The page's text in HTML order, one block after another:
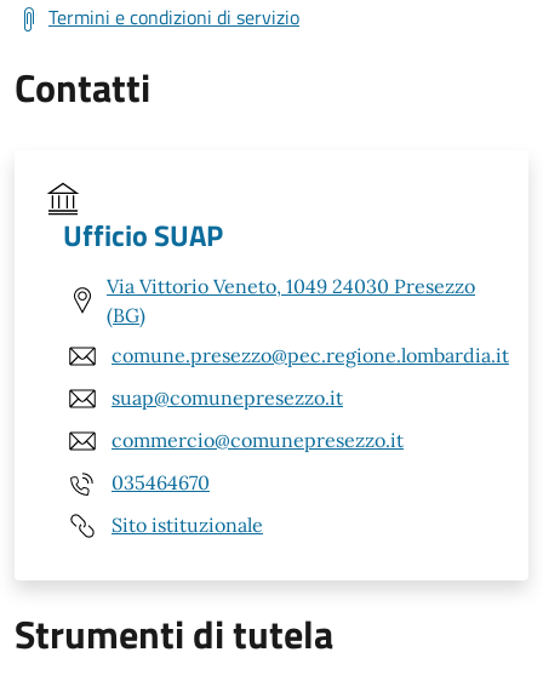
Termini e condizioni di servizio
Contatti
Ufficio SUAP
Via Vittorio Veneto, 1049 24030 Presezzo
(BG)
comune.presezzo@pec.regione.lombardia.it
suap@comunepresezzo.it
commercio@comunepresezzo.it
035464670
Sito istituzionale
Strumenti di tutela